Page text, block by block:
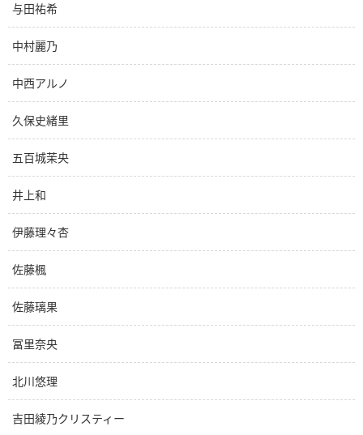
与田祐希
中村麗乃
中西アルノ
久保史緒里
五百城茉央
井上和
伊藤理々杏
佐藤楓
佐藤璃果
冨里奈央
北川悠理
吉田綾乃クリスティー